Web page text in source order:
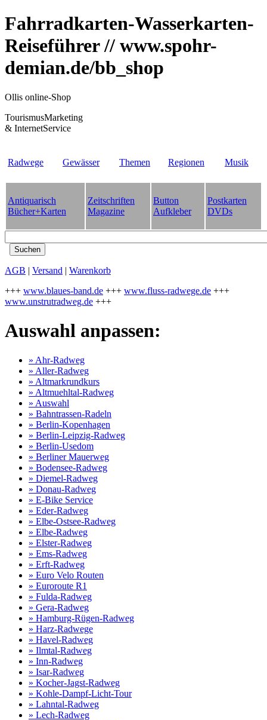
Fahrradkarten-Wasserkarten-
Reiseführer // www.spohr-
demian.de/bb_shop
Ollis online-Shop
TourismusMarketing
& InternetService
Radwege Gewässer Themen Regionen Musik
Antiquarisch
Bücher+Karten
Zeitschriften
Magazine
Button
Aufkleber
Postkarten
DVDs
AGB | Versand | Warenkorb
+++ www.blaues-band.de +++ www.fluss-radwege.de +++
www.unstrutradweg.de +++
Auswahl anpassen:
» Ahr-Radweg
» Aller-Radweg
» Altmarkrundkurs
» Altmuehltal-Radweg
» Auswahl
» Bahntrassen-Radeln
» Berlin-Kopenhagen
» Berlin-Leipzig-Radweg
» Berlin-Usedom
» Berliner Mauerweg
» Bodensee-Radweg
» Diemel-Radweg
» Donau-Radweg
» E-Bike Service
» Eder-Radweg
» Elbe-Ostsee-Radweg
» Elbe-Radweg
» Elster-Radweg
» Ems-Radweg
» Erft-Radweg
» Euro Velo Routen
» Euroroute R1
» Fulda-Radweg
» Gera-Radweg
» Hamburg-Rügen-Radweg
» Harz-Radwege
» Havel-Radweg
» Ilmtal-Radweg
» Inn-Radweg
» Isar-Radweg
» Kocher-Jagst-Radweg
» Kohle-Dampf-Licht-Tour
» Lahntal-Radweg
» Lech-Radweg